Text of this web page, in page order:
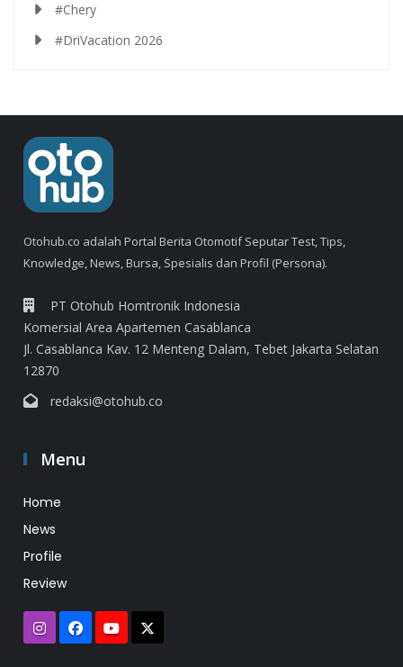
#Chery
#DriVacation 2026
Otohub.co adalah Portal Berita Otomotif Seputar Test, Tips,
Knowledge, News, Bursa, Spesialis dan Profil (Persona).
PT Otohub Homtronik Indonesia
Komersial Area Apartemen Casablanca
Jl. Casablanca Kav. 12 Menteng Dalam, Tebet Jakarta Selatan
12870
redaksi@otohub.co
Menu
Home
News
Profile
Review